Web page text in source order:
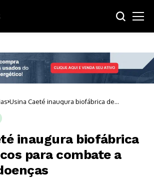
Usina Caeté inaugura biofábrica de
biológicos para combate a pragas e doenças
inaugura biofábrica
para combate a